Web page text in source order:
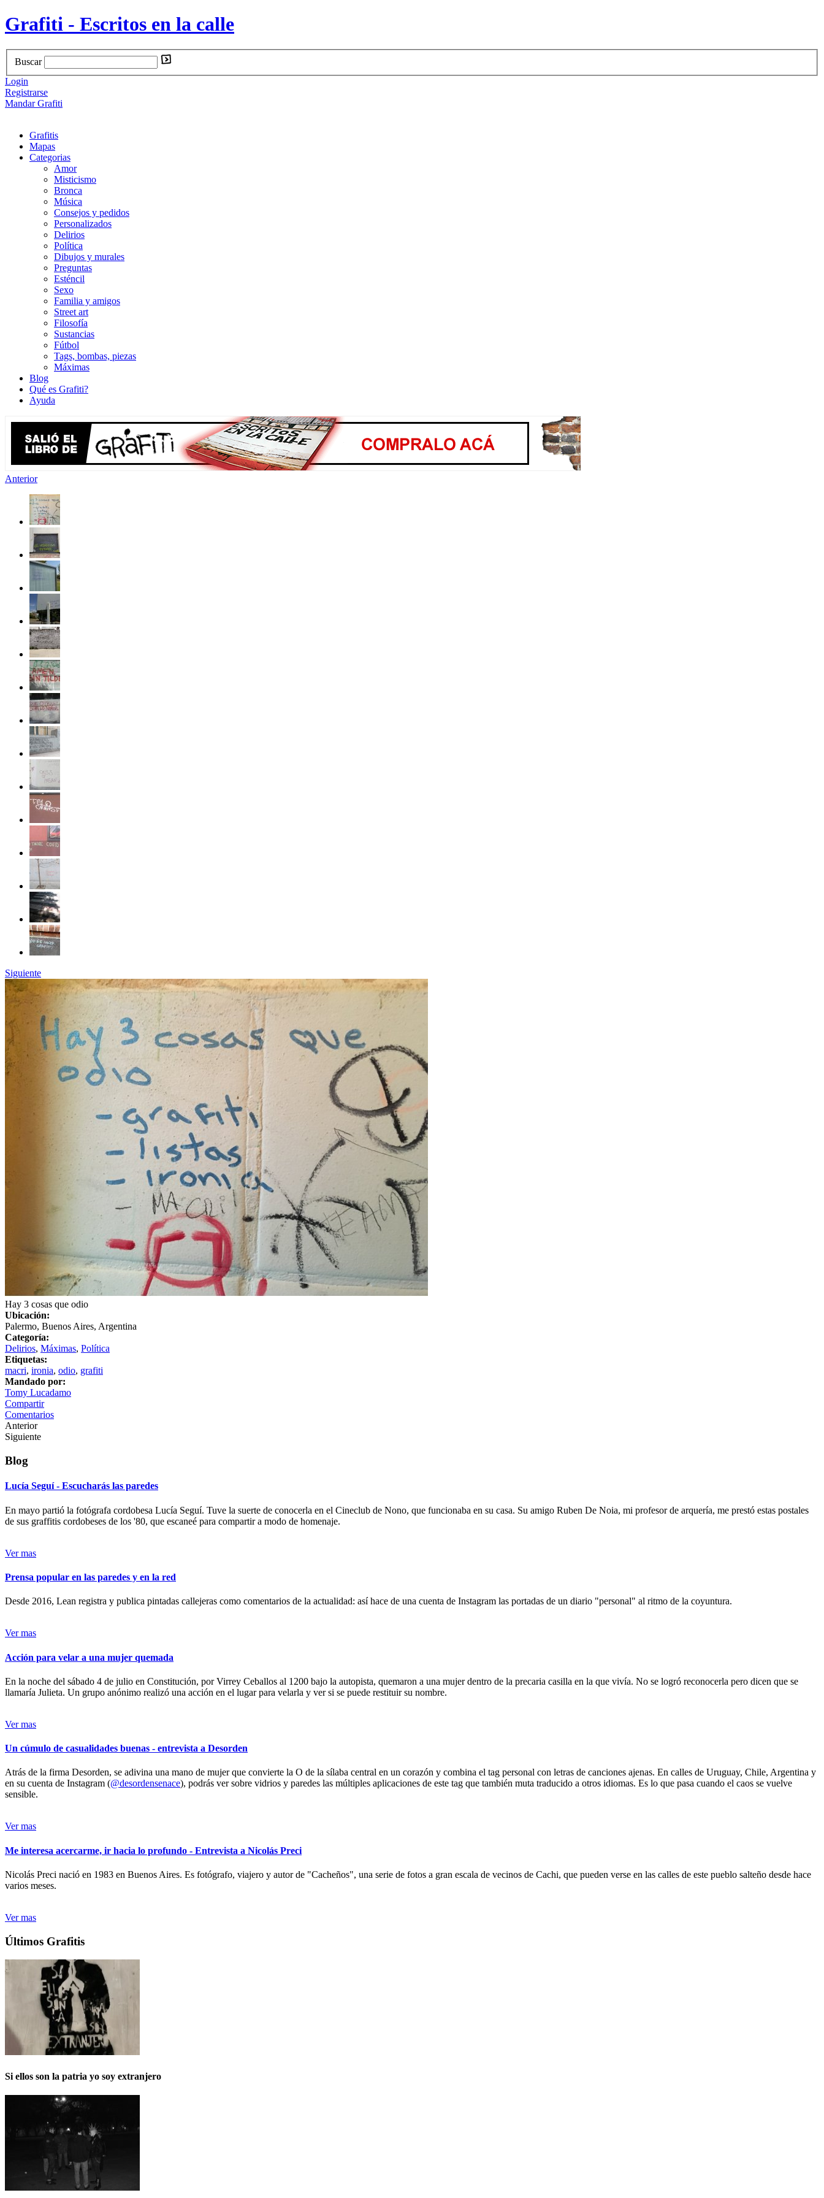
Grafiti - Escritos en la calle
Buscar
Login
Registrarse
Mandar Grafiti
Grafitis
Mapas
Categorias
Amor
Misticismo
Bronca
Música
Consejos y pedidos
Personalizados
Delirios
Política
Dibujos y murales
Preguntas
Esténcil
Sexo
Familia y amigos
Street art
Filosofía
Sustancias
Fútbol
Tags, bombas, piezas
Máximas
Blog
Qué es Grafiti?
Ayuda
Anterior
Siguiente
Hay 3 cosas que odio
Ubicación:
Palermo, Buenos Aires, Argentina
Categoría:
Delirios, Máximas, Política
Etiquetas:
macri, ironia, odio, grafiti
Mandado por:
Tomy Lucadamo
Compartir
Comentarios
Anterior
Siguiente
Blog
Lucía Seguí - Escucharás las paredes
En mayo partió la fotógrafa cordobesa Lucía Seguí. Tuve la suerte de conocerla en el Cineclub de Nono, que funcionaba en su casa. Su amigo Ruben De Noia, mi profesor de arquería, me prestó estas postales
de sus graffitis cordobeses de los '80, que escaneé para compartir a modo de homenaje.
Ver mas
Prensa popular en las paredes y en la red
Desde 2016, Lean registra y publica pintadas callejeras como comentarios de la actualidad: así hace de una cuenta de Instagram las portadas de un diario "personal" al ritmo de la coyuntura.
Ver mas
Acción para velar a una mujer quemada
En la noche del sábado 4 de julio en Constitución, por Virrey Ceballos al 1200 bajo la autopista, quemaron a una mujer dentro de la precaria casilla en la que vivía. No se logró reconocerla pero dicen que se
llamaría Julieta. Un grupo anónimo realizó una acción en el lugar para velarla y ver si se puede restituir su nombre.
Ver mas
Un cúmulo de casualidades buenas - entrevista a Desorden
Atrás de la firma Desorden, se adivina una mano de mujer que convierte la O de la sílaba central en un corazón y combina el tag personal con letras de canciones ajenas. En calles de Uruguay, Chile, Argentina y
en su cuenta de Instagram (@desordensenace), podrás ver sobre vidrios y paredes las múltiples aplicaciones de este tag que también muta traducido a otros idiomas. Es lo que pasa cuando el caos se vuelve
sensible.
Ver mas
Me interesa acercarme, ir hacia lo profundo - Entrevista a Nicolás Preci
Nicolás Preci nació en 1983 en Buenos Aires. Es fotógrafo, viajero y autor de "Cacheños", una serie de fotos a gran escala de vecinos de Cachi, que pueden verse en las calles de este pueblo salteño desde hace
varios meses.
Ver mas
Últimos Grafitis
Si ellos son la patria yo soy extranjero